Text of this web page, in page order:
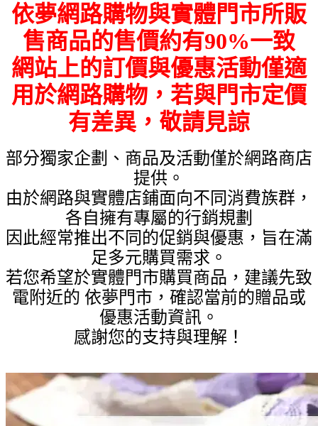
依夢網路購物與實體門市所販
售商品的售價約有90%一致
網站上的訂價與優惠活動僅適
用於網路購物，若與門市定價
有差異，敬請見諒
部分獨家企劃、商品及活動僅於網路商店
提供。
由於網路與實體店鋪面向不同消費族群，
各自擁有專屬的行銷規劃
因此經常推出不同的促銷與優惠，旨在滿
足多元購買需求。
若您希望於實體門市購買商品，建議先致
電附近的 依夢門市，確認當前的贈品或
優惠活動資訊。
感謝您的支持與理解！